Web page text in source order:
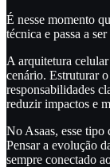
É nesse momento
técnica e passa a
A arquitetura
cenário. Estruturar
responsabilidades
reduzir impactos e
No Asaas, esse tipo
Pensar a evolução
sempre conectado